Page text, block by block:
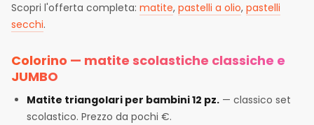
Scopri l'offerta completa: matite, pastelli a olio, pastelli
secchi.
Colorino — matite scolastiche classiche e
JUMBO
Matite triangolari per bambini 12 pz. — classico set
scolastico. Prezzo da pochi €.